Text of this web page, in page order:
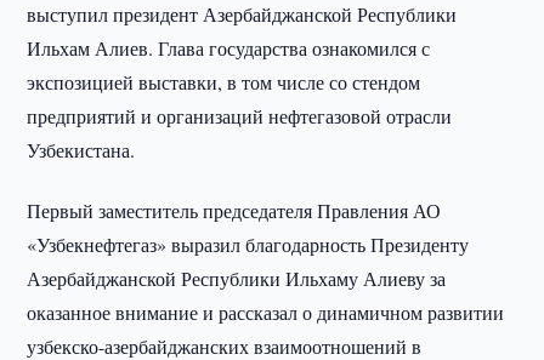
выступил президент Азербайджанской Республики
Ильхам Алиев. Глава государства ознакомился с
экспозицией выставки, в том числе со стендом
предприятий и организаций нефтегазовой отрасли
Узбекистана.
Первый заместитель председателя Правления АО
«Узбекнефтегаз» выразил благодарность Президенту
Азербайджанской Республики Ильхаму Алиеву за
оказанное внимание и рассказал о динамичном развитии
узбекско-азербайджанских взаимоотношений в